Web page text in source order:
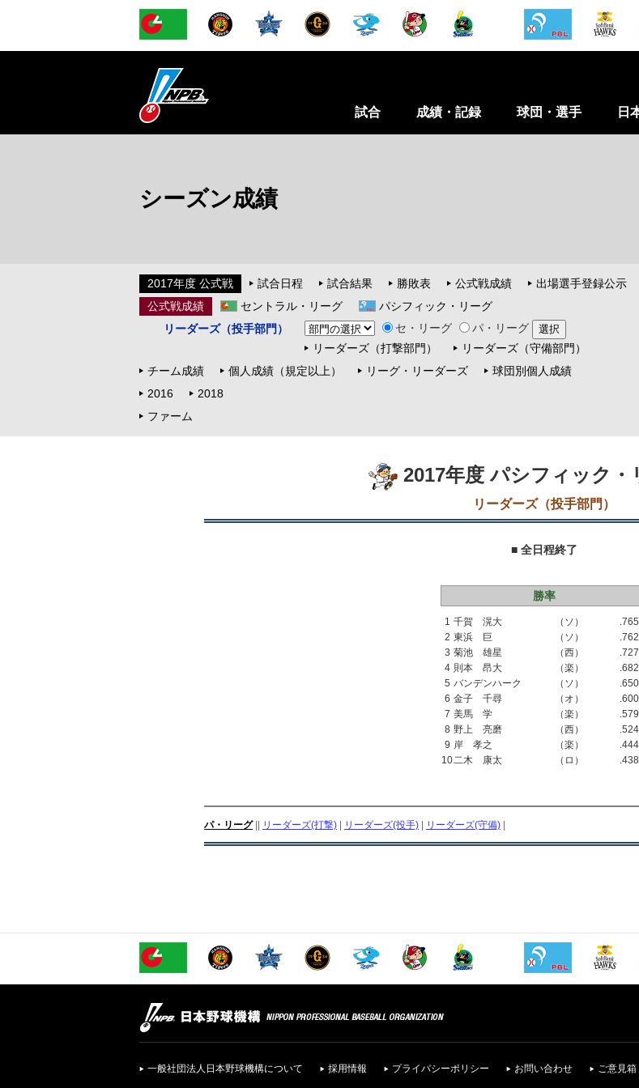
試合 成績・記録 球団・選手 日
シーズン成績
2017年度 公式戦 試合日程 試合結果 勝敗表 公式戦成績
出場選手登録公示
公式戦成績
セントラル・リーグ
パシフィック・リーグ
リーダーズ（投手部門）
セ・リーグ
パ・リーグ
リーダーズ（打撃部門）
リーダーズ（守備部門）
チーム成績
個人成績（規定以上） リーグ・リーダーズ
球団別個人成績
2016
2018
ファーム
2017年度 パシフィック・
リーダーズ（投手部門）
■ 全日程終了
勝率
1 千賀 滉大 （ソ）
.765
2 東浜 巨 （ソ）
.762
3 菊池 雄星 （西）
.727
4 則本 昂大 （楽）
.682
5 バンデンハーク （ソ）
.650
6 金子 千尋 （オ）
.600
7 美馬 学 （楽）
.579
8 野上 亮磨 （西）
.524
9 岸 孝之 （楽）
.444
10二木 康太 （ロ） .438
パ・リーグ|| リーダーズ(打撃) リーダーズ(投手) リーダーズ(守備)
一般社団法人日本野球機構について 採用情報 プライバシーポリシー お問い合わせ ご意見箱